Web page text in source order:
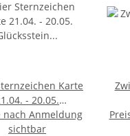
Karte
- 20.05.
Aventurin
gebohrt
nach Anmeldung
sichtbar